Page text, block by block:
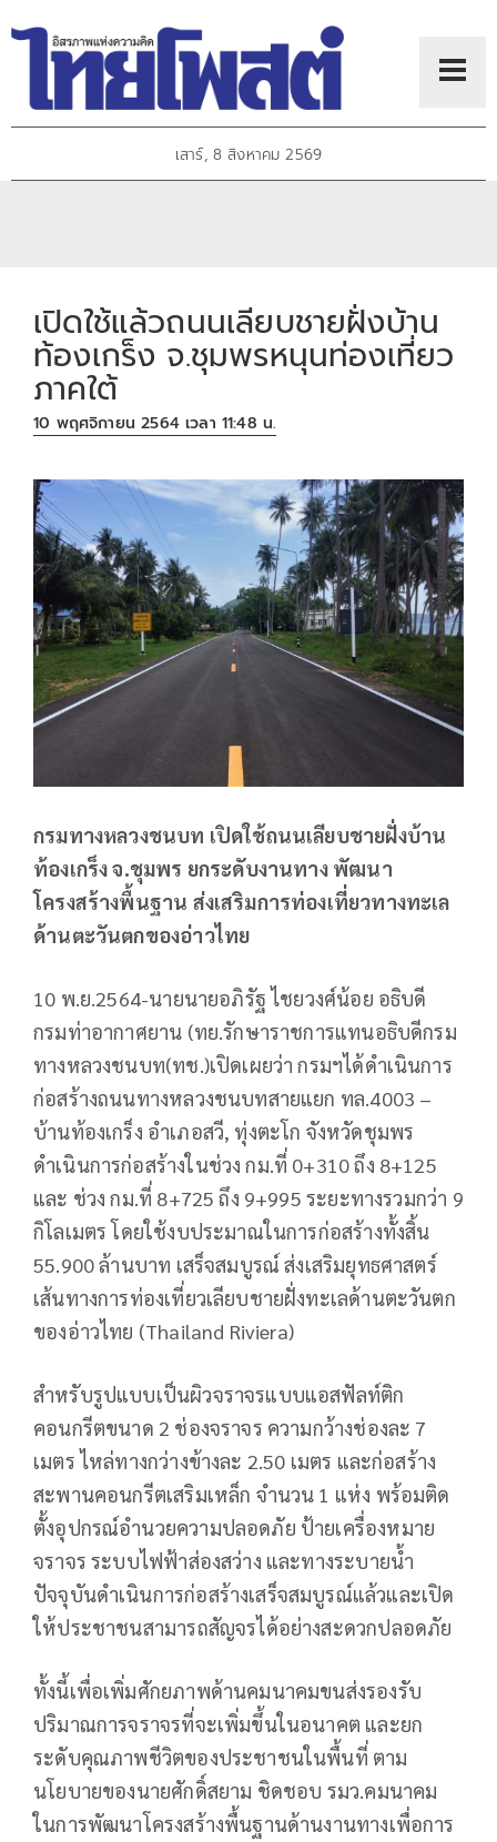
เสาร์, 8 สิงหาคม 2569
เปิดใช้แล้วถนนเลียบชายฝั่งบ้าน
ท้องเกร็ง จ.ชุมพรหนุนท่องเที่ยว
ภาคใต้
10 พฤศจิกายน 2564 เวลา 11:48 น.
กรมทางหลวงชนบท เปิดใช้ถนนเลียบชายฝั่งบ้าน
ท้องเกร็ง จ.ชุมพร ยกระดับงานทาง พัฒนา
โครงสร้างพื้นฐาน ส่งเสริมการท่องเที่ยวทางทะเล
ด้านตะวันตกของอ่าวไทย
10 พ.ย.2564-นายนายอภิรัฐ ไชยวงศ์น้อย อธิบดี
กรมท่าอากาศยาน (ทย.รักษาราชการแทนอธิบดีกรม
ทางหลวงชนบท(ทช.)เปิดเผยว่า กรมฯได้ดำเนินการ
ก่อสร้างถนนทางหลวงชนบทสายแยก ทล.4003 –
บ้านท้องเกร็ง อำเภอสวี, ทุ่งตะโก จังหวัดชุมพร
ดำเนินการก่อสร้างในช่วง กม.ที่ 0+310 ถึง 8+125
และ ช่วง กม.ที่ 8+725 ถึง 9+995 ระยะทางรวมกว่า 9
กิโลเมตร โดยใช้งบประมาณในการก่อสร้างทั้งสิ้น
55.900 ล้านบาท เสร็จสมบูรณ์ ส่งเสริมยุทธศาสตร์
เส้นทางการท่องเที่ยวเลียบชายฝั่งทะเลด้านตะวันตก
ของอ่าวไทย (Thailand Riviera)
สำหรับรูปแบบเป็นผิวจราจรแบบแอสฟัลท์ติก
คอนกรีตขนาด 2 ช่องจราจร ความกว้างช่องละ 7
เมตร ไหล่ทางกว่างข้างละ 2.50 เมตร และก่อสร้าง
สะพานคอนกรีตเสริมเหล็ก จำนวน 1 แห่ง พร้อมติด
ตั้งอุปกรณ์อำนวยความปลอดภัย ป้ายเครื่องหมาย
จราจร ระบบไฟฟ้าส่องสว่าง และทางระบายน้ำ
ปัจจุบันดำเนินการก่อสร้างเสร็จสมบูรณ์แล้วและเปิด
ให้ประชาชนสามารถสัญจรได้อย่างสะดวกปลอดภัย
ทั้งนี้เพื่อเพิ่มศักยภาพด้านคมนาคมขนส่งรองรับ
ปริมาณการจราจรที่จะเพิ่มขึ้นในอนาคต และยก
ระดับคุณภาพชีวิตของประชาชนในพื้นที่ ตาม
นโยบายของนายศักดิ์สยาม ชิดชอบ รมว.คมนาคม
ในการพัฒนาโครงสร้างพื้นฐานด้านงานทางเพื่อการ